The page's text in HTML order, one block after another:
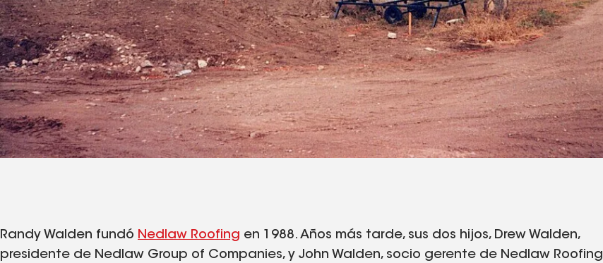
Randy Walden fundó Nedlaw Roofing en 1988. Años más tarde, sus dos hijos, Drew Walden,
presidente de Nedlaw Group of Companies, y John Walden, socio gerente de Nedlaw Roofing